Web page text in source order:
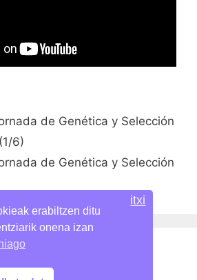
de Genética y Selección
6)
de Genética y Selección
de privacidad
erabiltzen ditu
onena izan
itxi